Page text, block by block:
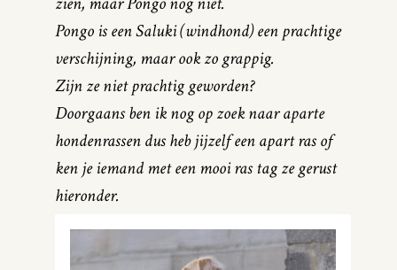
Pongo is een Saluki (windhond) een prachtige
verschijning, maar ook zo grappig.
Zijn ze niet prachtig geworden?
Doorgaans ben ik nog op zoek naar aparte
hondenrassen dus heb jijzelf een apart ras of
ken je iemand met een mooi ras tag ze gerust
hieronder.